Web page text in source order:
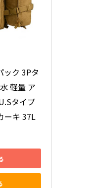
ック 3Pタ
軽量 ア
タイプ
ーキ 37L